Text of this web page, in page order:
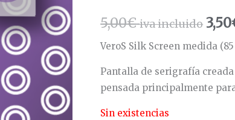
5,00€ iva incluido 3,50
VeroS Silk Screen medida
Pantalla de serigrafía
pensada principalmente
Sin existencias